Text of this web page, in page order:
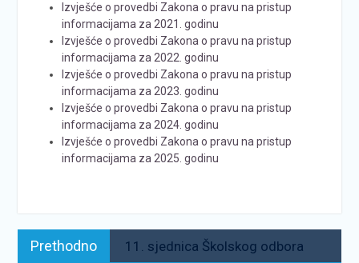
Izvješće o provedbi Zakona o pravu na pristup
informacijama za 2021. godinu
Izvješće o provedbi Zakona o pravu na pristup
informacijama za 2022. godinu
Izvješće o provedbi Zakona o pravu na pristup
informacijama za 2023. godinu
Izvješće o provedbi Zakona o pravu na pristup
informacijama za 2024. godinu
Izvješće o provedbi Zakona o pravu na pristup
informacijama za 2025. godinu
Navigacija
objava
Prethodno 11. sjednica Školskog odbora